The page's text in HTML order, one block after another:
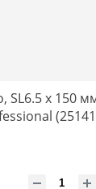
SL6.5 х 150